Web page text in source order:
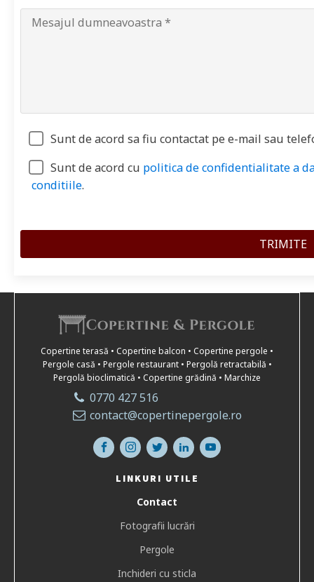
Sunt de acord sa fiu contactat pe e-mail sau
Sunt de acord cu politica de confidentialitate a
conditiile.
Copertine terasă • Copertine balcon • Copertine pergole •
Pergole casă • Pergole restaurant • Pergolă retractabilă •
Pergolă bioclimatică • Copertine grădină • Marchize
0770 427 516
contact@copertinepergole.ro
LINKURI UTILE
Contact
Fotografii lucrări
Pergole
Inchideri cu sticla